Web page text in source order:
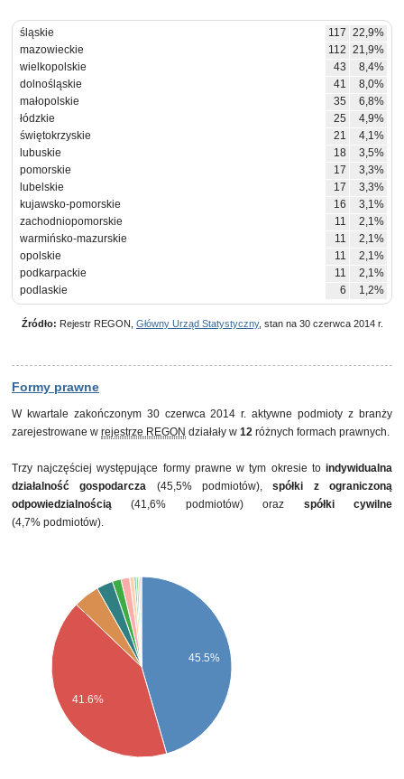
śląskie 117 22,9%
mazowieckie
112 21,9%
wielkopolskie
43
8,4%
dolnośląskie
41
8,0%
małopolskie
35
6,8%
łódzkie
25
4,9%
świętokrzyskie
21
4,1%
lubuskie
18
3,5%
pomorskie
17
3,3%
lubelskie
17
3,3%
kujawsko-pomorskie
16
3,1%
zachodniopomorskie
11
2,1%
warmińsko-mazurskie
11
2,1%
opolskie
11
2,1%
podkarpackie
11
2,1%
podlaskie
6 1,2%
Źródło: Rejestr REGON, Główny Urząd Statystyczny, stan na 30 czerwca 2014 r.
Formy prawne
W kwartale zakończonym 30 czerwca 2014 r. aktywne podmioty z branży
zarejestrowane w rejestrze REGON działały w 12 różnych formach prawnych.
Trzy najczęściej występujące formy prawne w tym okresie to indywidualna
działalność gospodarcza (45,5% podmiotów),spółki z ograniczoną
odpowiedzialnością (41,6% podmiotów) oraz spółki cywilne
(4,7% podmiotów).
45.5%
41.6%